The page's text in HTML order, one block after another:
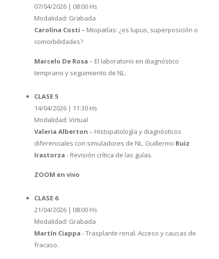
07/04/2026 | 08:00 Hs
Modalidad: Grabada
Carolina Costi – Miopatías: ¿es lupus, superposición o
comorbilidades?
Marcelo De Rosa – El laboratorio en diagnóstico
temprano y seguimiento de NL.
CLASE 5
14/04/2026 | 11:30 Hs
Modalidad: Virtual
Valeria Alberton – Histopatología y diagnósticos
diferenciales con simuladores de NL. Guillermo Ruiz
Irastorza - Revisión crítica de las guías.
ZOOM en vivo
CLASE 6
21/04/2026 | 08:00 Hs
Modalidad: Grabada
Martín Ciappa - Trasplante renal. Acceso y causas de
fracaso.